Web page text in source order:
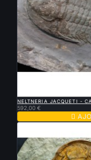
NELTNERIA JACQUETI -
592,00 €
